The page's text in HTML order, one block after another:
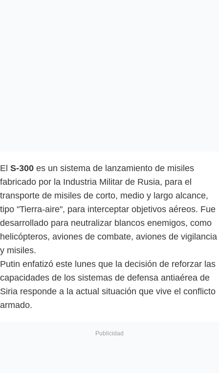
El S-300 es un sistema de lanzamiento de misiles
fabricado por la Industria Militar de Rusia, para el
transporte de misiles de corto, medio y largo alcance,
tipo "Tierra-aire", para interceptar objetivos aéreos. Fue
desarrollado para neutralizar blancos enemigos, como
helicópteros, aviones de combate, aviones de vigilancia
y misiles.
Putin enfatizó este lunes que la decisión de reforzar las
capacidades de los sistemas de defensa antiaérea de
Siria responde a la actual situación que vive el conflicto
armado.